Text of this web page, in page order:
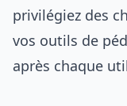
privilégiez des
vos outils de
après chaque